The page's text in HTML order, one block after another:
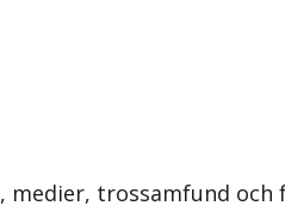
trossamfund